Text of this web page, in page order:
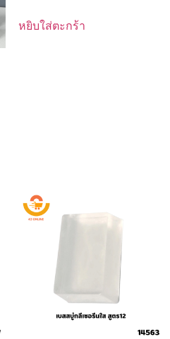
was:
หยิบใส่ตะกร้า